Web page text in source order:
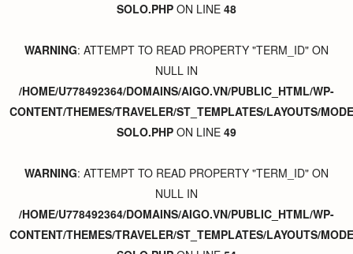
SOLO.PHP ON LINE 48
WARNING: ATTEMPT TO READ PROPERTY "TERM_ID" ON
NULL IN
/HOME/U778492364/DOMAINS/AIGO.VN/PUBLIC_HTML/WP-
CONTENT/THEMES/TRAVELER/ST_TEMPLATES/LAYOUTS/
SOLO.PHP ON LINE 49
WARNING: ATTEMPT TO READ PROPERTY "TERM_ID" ON
NULL IN
/HOME/U778492364/DOMAINS/AIGO.VN/PUBLIC_HTML/WP-
CONTENT/THEMES/TRAVELER/ST_TEMPLATES/LAYOUTS/